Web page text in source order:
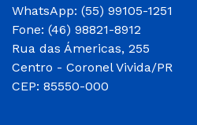
WhatsApp: (55) 99105-1251
Fone: (46) 98821-8912
Rua das Ámericas, 255
Centro - Coronel Vivida/PR
CEP: 85550-000